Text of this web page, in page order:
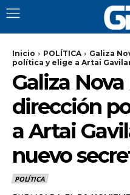
Inicio POLÍTICA
Galiza
política y elige a Artai
Galiza
dirección
a Artai
nuevo
POLÍTICA